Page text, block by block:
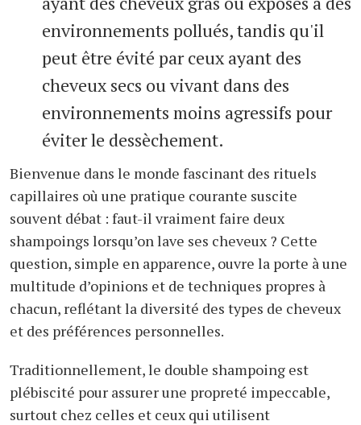
environnements pollués, tandis qu'il
peut être évité par ceux ayant des
cheveux secs ou vivant dans des
environnements moins agressifs pour
éviter le dessèchement.
Bienvenue dans le monde fascinant des rituels
capillaires où une pratique courante suscite
souvent débat : faut-il vraiment faire deux
shampoings lorsqu’on lave ses cheveux ? Cette
question, simple en apparence, ouvre la porte à une
multitude d’opinions et de techniques propres à
chacun, reflétant la diversité des types de cheveux
et des préférences personnelles.
Traditionnellement, le double shampoing est
plébiscité pour assurer une propreté impeccable,
surtout chez celles et ceux qui utilisent